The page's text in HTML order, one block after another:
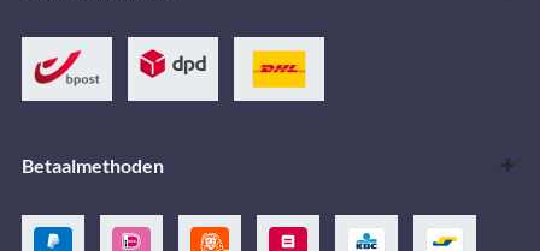
Betaalmethoden